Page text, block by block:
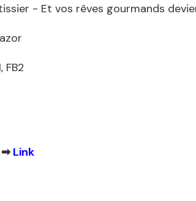
- Et vos rêves gourmands
FB2
➡Link